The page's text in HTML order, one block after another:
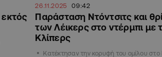
26.11.2025 09:42
Παράσταση Ντόντσιτς και
των Λέικερς στο ντέρμπι με
Κλίπερς
Κατέκτησαν την κορυφή του ομίλου στο